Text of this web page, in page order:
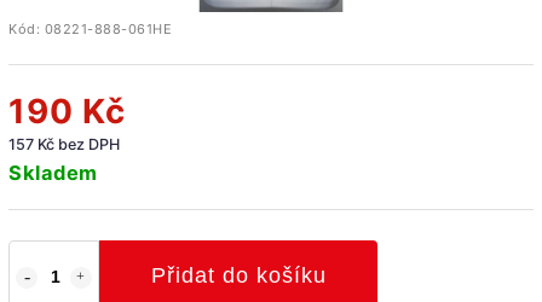
Kód: 08221-888-061HE
190 Kč
157 Kč bez DPH
Skladem
Přidat do košíku